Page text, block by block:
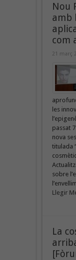
Nou
amb
com
21 març
les
passat
nova
titulada
sobre
Llegir
La